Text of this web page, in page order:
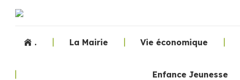
. La Mairie Vie économique
Enfance Jeunesse